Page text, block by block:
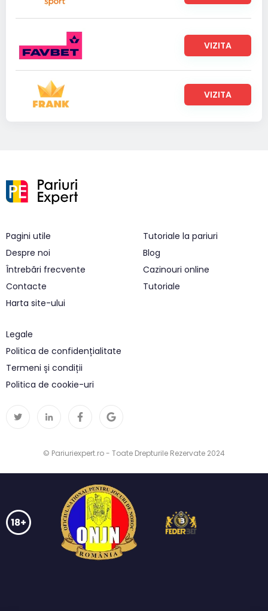
VIZITA
VIZITA
Pagini utile
Despre noi
Întrebări frecvente
Contacte
Harta site-ului
Tutoriale la pariuri
Blog
Cazinouri online
Tutoriale
Legale
Politica de confidențialitate
Termeni și condiții
Politica de cookie-uri
© Pariuriexpert.ro - Toate Drepturile Rezervate 2024